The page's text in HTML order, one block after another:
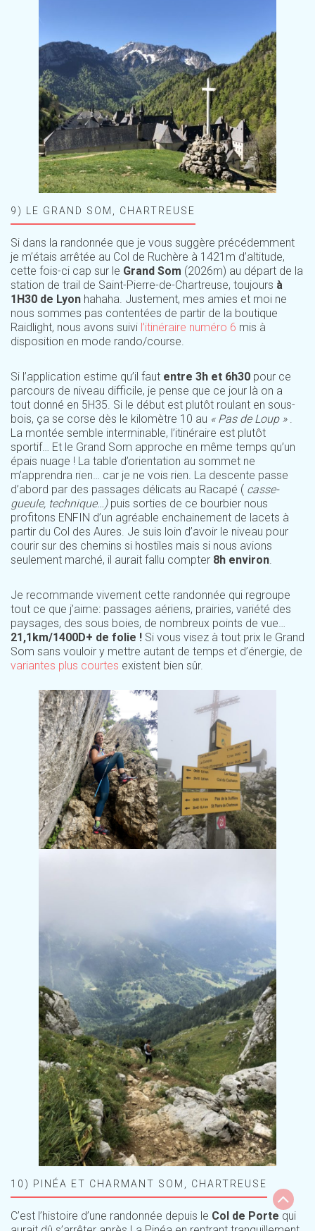
9) LE GRAND SOM, CHARTREUSE
Si dans la randonnée que je vous suggère précédemment
je m’étais arrêtée au Col de Ruchère à 1421m d’altitude,
cette fois-ci cap sur le Grand Som (2026m) au départ de la
station de trail de Saint-Pierre-de-Chartreuse, toujours à
1H30 de Lyon hahaha. Justement, mes amies et moi ne
nous sommes pas contentées de partir de la boutique
Raidlight, nous avons suivi l’itinéraire numéro 6 mis à
disposition en mode rando/course.
Si l’application estime qu’il faut entre 3h et 6h30 pour ce
parcours de niveau difficile, je pense que ce jour là on a
tout donné en 5H35. Si le début est plutôt roulant en sous-
bois, ça se corse dès le kilomètre 10 au « Pas de Loup ».
La montée semble interminable, l’itinéraire est plutôt
sportif… Et le Grand Som approche en même temps qu’un
épais nuage ! La table d’orientation au sommet ne
m’apprendra rien… car je ne vois rien. La descente passe
d’abord par des passages délicats au Racapé ( casse-
gueule, technique…) puis sorties de ce bourbier nous
profitons ENFIN d’un agréable enchainement de lacets à
partir du Col des Aures. Je suis loin d’avoir le niveau pour
courir sur des chemins si hostiles mais si nous avions
seulement marché, il aurait fallu compter 8h environ.
Je recommande vivement cette randonnée qui regroupe
tout ce que j’aime: passages aériens, prairies, variété des
paysages, des sous boies, de nombreux points de vue…
21,1km/1400D+ de folie ! Si vous visez à tout prix le Grand
Som sans vouloir y mettre autant de temps et d’énergie, de
variantes plus courtes existent bien sûr.
10) PINÉA ET CHARMANT SOM, CHARTREUSE
C’est l’histoire d’une randonnée depuis le Col de Porte qui